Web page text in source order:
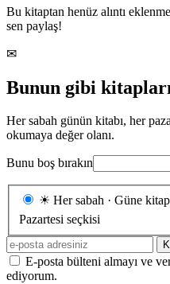
Bu kitaptan henüz alıntı
sen paylaş!
✉
Bunun gibi
Her sabah günün kitabı, her
okumaya değer olanı.
Bunu boş bırakın
Gönderim
☀ Her sabah · Güne
Pazartesi seçkisi
E-
posta
adresiniz
E-posta bülteni almayı ve
ediyorum.